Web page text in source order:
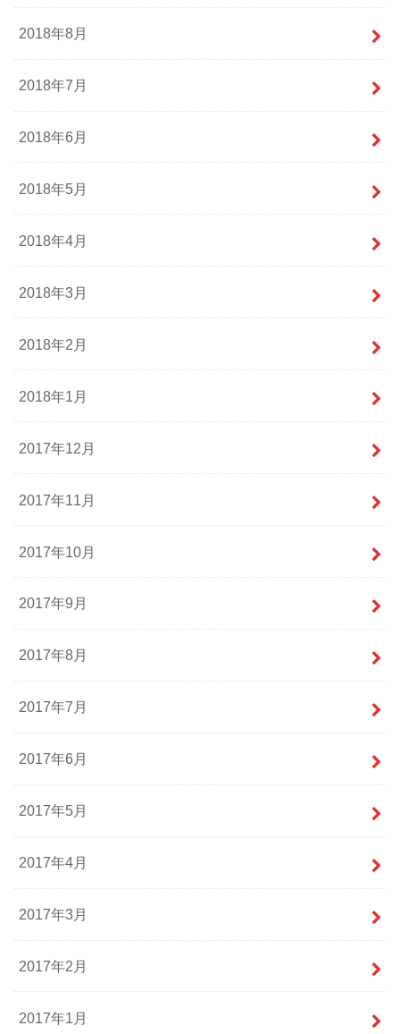
2018年8月
2018年7月
2018年6月
2018年5月
2018年4月
2018年3月
2018年2月
2018年1月
2017年12月
2017年11月
2017年10月
2017年9月
2017年8月
2017年7月
2017年6月
2017年5月
2017年4月
2017年3月
2017年2月
2017年1月